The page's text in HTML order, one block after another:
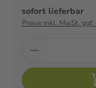
sofort lieferbar
Preise inkl. MwSt.